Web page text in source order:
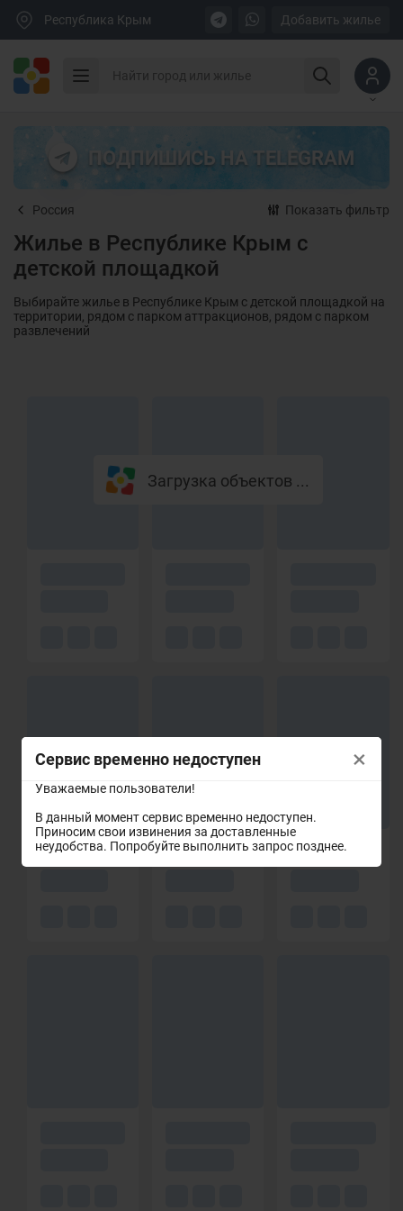
Сервис временно недоступен
Уважаемые пользователи!
В данный момент сервис временно недоступен.
Приносим свои извинения за доставленные
неудобства. Попробуйте выполнить запрос позднее.
×
Республика Крым Добавить жилье
ПОДПИШИСЬ НА TELEGRAM
Россия Показать фильтр
Жилье в Республике Крым с
детской площадкой
Выбирайте жилье в Республике Крым с детской площадкой на
территории, рядом с парком аттракционов, рядом с парком
развлечений
Загрузка объектов ...